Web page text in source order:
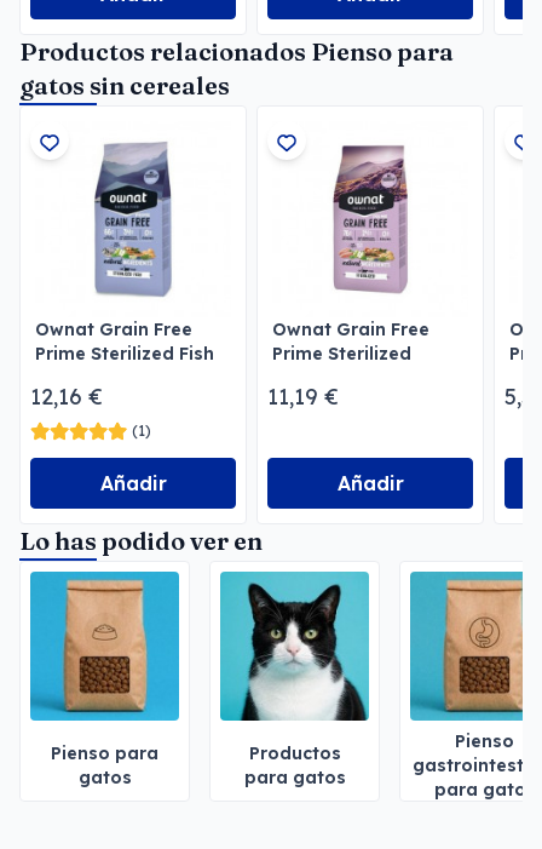
Productos relacionados Pienso para
gatos sin cereales
Ownat Grain Free
Prime Sterilized Fish
12,16 €
(1)
Añadir
Ownat Grain Free
Prime Sterilized
11,19 €
Añadir
Lo has podido ver en
Pienso para
gatos
Productos
para gatos
Pienso
para gatos